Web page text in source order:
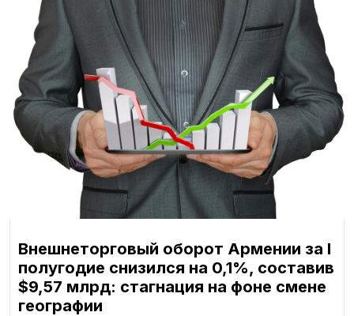
Внешнеторговый оборот Армении за I
полугодие снизился на 0,1%, составив
$9,57 млрд: стагнация на фоне смене
географии